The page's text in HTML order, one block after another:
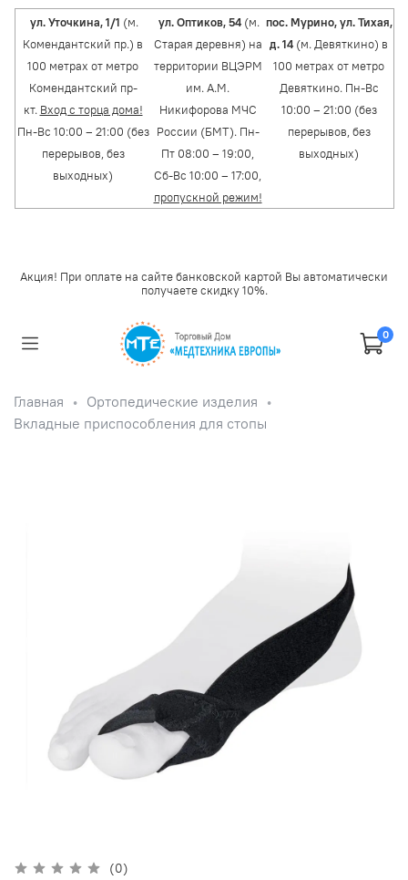
ул. Уточкина, 1/1 (м.
Комендантский пр.) в
100 метрах от метро
Комендантский пр-
кт. Вход с торца дома!
Пн-Вс 10:00 – 21:00 (без
перерывов, без
выходных)
ул. Оптиков, 54 (м.
Старая деревня) на
территории ВЦЭРМ
им. А.М.
Никифорова МЧС
России (БМТ). Пн-
Пт 08:00 – 19:00,
Сб-Вс 10:00 – 17:00,
пропускной режим!
пос. Мурино, ул. Тихая,
д. 14 (м. Девяткино) в
100 метрах от метро
Девяткино. Пн-Вс
10:00 – 21:00 (без
перерывов, без
выходных)
Акция! При оплате на сайте банковской картой Вы автоматически
получаете скидку 10%.
0
Главная
Ортопедические изделия
Вкладные приспособления для стопы
(0)